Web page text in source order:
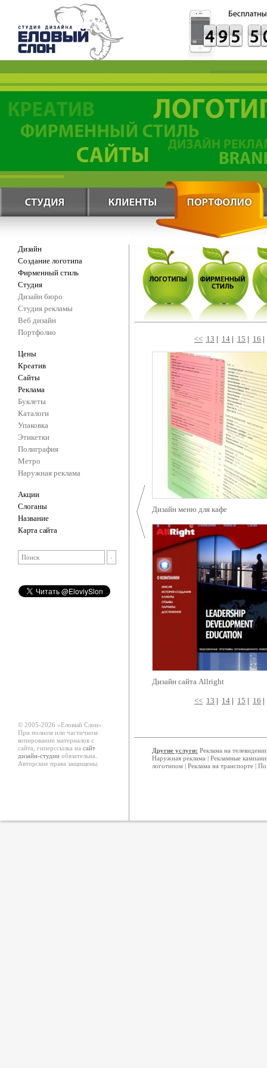
Дизайн
Создание логотипа
Фирменный стиль
Студия
Дизайн бюро
Студия рекламы
Веб дизайн
Портфолио
Цены
Креатив
Сайты
Реклама
Буклеты
Каталоги
Упаковка
Этикетки
Полиграфия
Метро
Наружная реклама
Акции
Слоганы
Название
Карта сайта
<< 13 | 14 | 15 | 16
Дизайн меню для кафе
Дизайн сайта Allright
<< 13 | 14 | 15 | 16
© 2005-2026 «Еловый Cлон».
При полном или частичном
копировании материалов с
сайта, гиперссылка на сайт
дизайн-студии обязательна.
Авторские права защищены.
Другие услуги: Реклама на
Наружная реклама | Рекламные
логотипом | Реклама на транспорте |